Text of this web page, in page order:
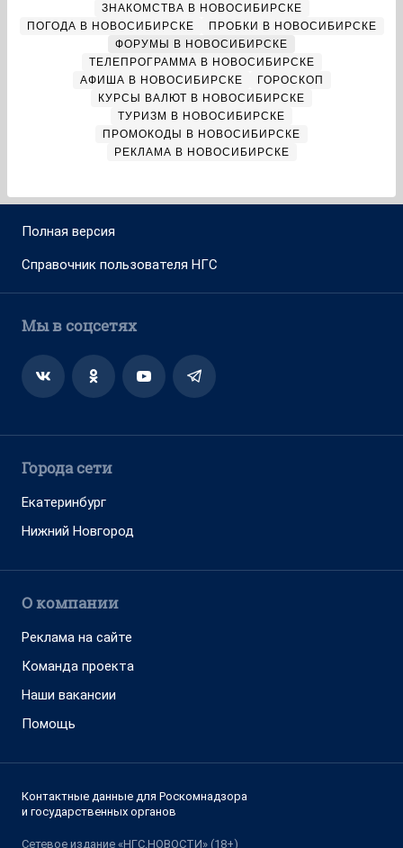
ЗНАКОМСТВА В НОВОСИБИРСКЕ
ПОГОДА В НОВОСИБИРСКЕ
ПРОБКИ В НОВОСИБИРСКЕ
ФОРУМЫ В НОВОСИБИРСКЕ
ТЕЛЕПРОГРАММА В НОВОСИБИРСКЕ
АФИША В НОВОСИБИРСКЕ
ГОРОСКОП
КУРСЫ ВАЛЮТ В НОВОСИБИРСКЕ
ТУРИЗМ В НОВОСИБИРСКЕ
ПРОМОКОДЫ В НОВОСИБИРСКЕ
РЕКЛАМА В НОВОСИБИРСКЕ
Полная версия
Справочник пользователя НГС
Мы в соцсетях
Города сети
Екатеринбург
Нижний Новгород
О компании
Реклама на сайте
Команда проекта
Наши вакансии
Помощь
Контактные данные для Роскомнадзора
и государственных органов
Сетевое издание «НГС.НОВОСТИ» (18+)